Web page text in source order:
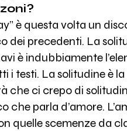
è questa volta un
dei precedenti. La
è indubbiamente
i testi. La solitudine è la
che ci crepo di
che parla d’amore.
quelle scemenze da